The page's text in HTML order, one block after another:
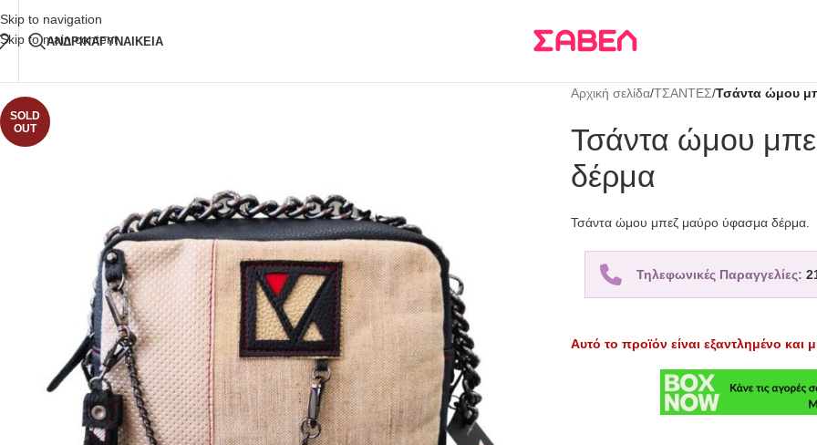
Skip to navigation
Skip to main content
Δωρεάν Μεταφορικά
ΑΝΔΡΙΚΑΓΥΝΑΙΚΕΙΑ
SOLD
OUT
Αρχική σελίδα/ΤΣΑΝΤΕΣ/Τσάντα ώμου
Τσάντα ώμου
δέρμα
Τσάντα ώμου μπεζ μαύρο ύφασμα δέρμα.
Τηλεφωνικές Παραγγελίες:
Αυτό το προϊόν είναι εξαντλημένο και